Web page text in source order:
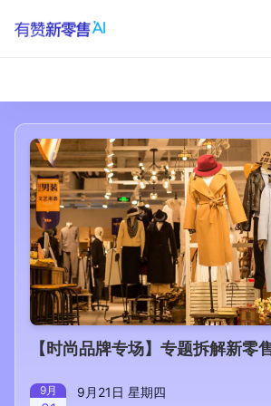
有赞说增长
私域日历 增长方法
有赞说案例拆解 有赞专家说
有赞成功案例 新零售最佳实
面对面聊增长
有赞春季发布会 实干家直播
新零售大会
【时尚品牌专场】专题拆解新零
9月 9月21日 星期四